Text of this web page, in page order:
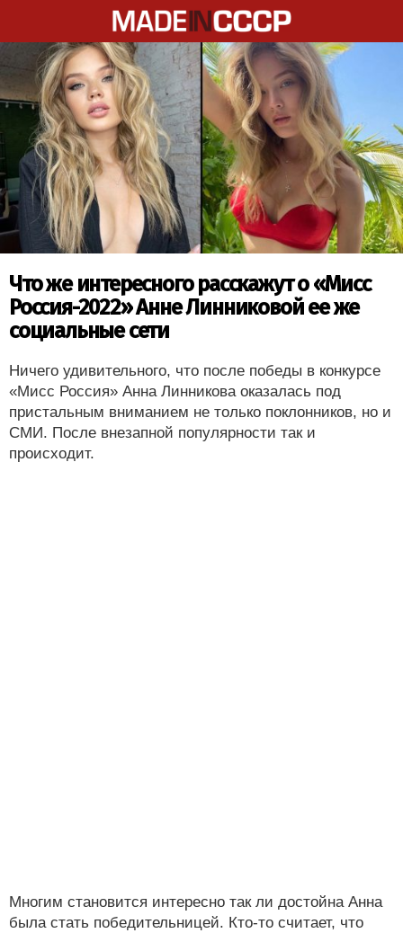
Что же интересного расскажут о «Мисс
Россия-2022» Анне Линниковой ее же
социальные сети
Ничего удивительного, что после победы в конкурсе
«Мисс Россия» Анна Линникова оказалась под
пристальным вниманием не только поклонников, но и
СМИ. После внезапной популярности так и
происходит.
Многим становится интересно так ли достойна Анна
была стать победительницей. Кто-то считает, что